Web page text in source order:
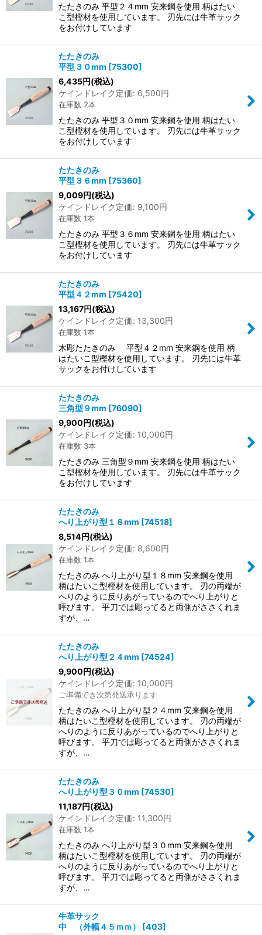
たたきのみ 平型２４mm 安来鋼を使用 柄はたい
こ型樫材を使用しています。 刃先には牛革サック
をお付けしています
たたきのみ
平型３０mm [75300]
6,435円(税込)
ケインドレイク定価: 6,500円
在庫数 2本
たたきのみ 平型３０mm 安来鋼を使用 柄はたい
こ型樫材を使用しています。 刃先には牛革サック
をお付けしています
たたきのみ
平型３６mm [75360]
9,009円(税込)
ケインドレイク定価: 9,100円
在庫数 1本
たたきのみ 平型３６mm 安来鋼を使用 柄はたい
こ型樫材を使用しています。 刃先には牛革サック
をお付けしています
たたきのみ
平型４２mm [75420]
13,167円(税込)
ケインドレイク定価: 13,300円
在庫数 1本
木彫たたきのみ 平型４２mm 安来鋼を使用 柄
はたいこ型樫材を使用しています。 刃先には牛革
サックをお付けしています
たたきのみ
三角型９mm [76090]
9,900円(税込)
ケインドレイク定価: 10,000円
在庫数 3本
たたきのみ 三角型９mm 安来鋼を使用 柄はたい
こ型樫材を使用しています。 刃先には牛革サック
をお付けしています
たたきのみ
へり上がり型１８mm [74518]
8,514円(税込)
ケインドレイク定価: 8,600円
在庫数 1本
たたきのみ へり上がり型１８mm 安来鋼を使用
柄はたいこ型樫材を使用しています。 刃の両端が
へりのように反りあがっているのでへり上がりと
呼びます。 平刀では彫ってると両側がささくれま
すが、…
たたきのみ
へり上がり型２４mm [74524]
9,900円(税込)
ケインドレイク定価: 10,000円
ご準備でき次第発送承ります
たたきのみ へり上がり型２４mm 安来鋼を使用
柄はたいこ型樫材を使用しています。 刃の両端が
へりのように反りあがっているのでへり上がりと
呼びます。 平刀では彫ってると両側がささくれま
すが、…
たたきのみ
へり上がり型３０mm [74530]
11,187円(税込)
ケインドレイク定価: 11,300円
在庫数 1本
たたきのみ へり上がり型３０mm 安来鋼を使用
柄はたいこ型樫材を使用しています。 刃の両端が
へりのように反りあがっているのでへり上がりと
呼びます。 平刀では彫ってると両側がささくれま
すが、…
牛革サック
中 （外幅４５ｍｍ）
[403]